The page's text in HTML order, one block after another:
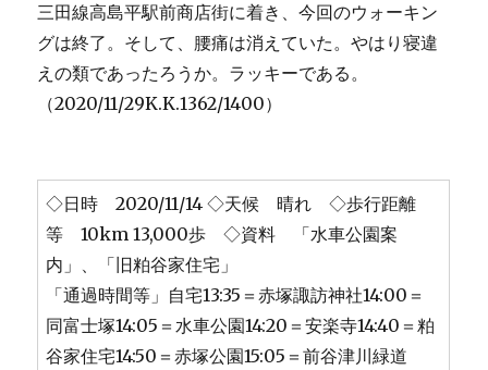
三田線高島平駅前商店街に着き、今回のウォーキン
グは終了。そして、腰痛は消えていた。やはり寝違
えの類であったろうか。ラッキーである。
（2020/11/29K.K.1362/1400）
◇日時 2020/11/14 ◇天候 晴れ ◇歩行距離
等 10km 13,000歩 ◇資料 「水車公園案
内」、「旧粕谷家住宅」
「通過時間等」自宅13:35＝赤塚諏訪神社14:00＝
同富士塚14:05＝水車公園14:20＝安楽寺14:40＝粕
谷家住宅14:50＝赤塚公園15:05＝前谷津川緑道